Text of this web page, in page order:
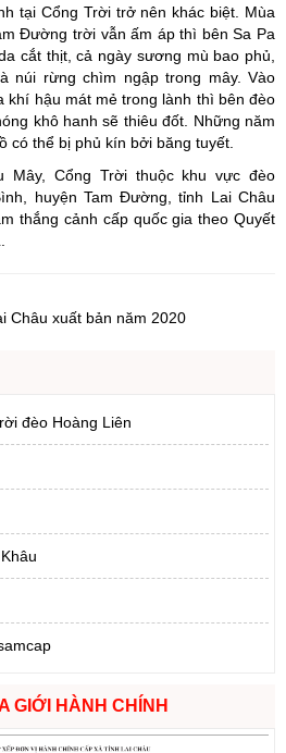
tại Cổng Trời trở nên khác biệt. Mùa
Đường trời vẫn ấm áp thì bên Sa Pa
cắt thịt, cả ngày sương mù bao phủ,
núi rừng chìm ngập trong mây. Vào
khí hậu mát mẻ trong lành thì bên đèo
khô hanh sẽ thiêu đốt. Những năm
có thể bị phủ kín bởi băng tuyết.
Mây, Cổng Trời thuộc khu vực đèo
huyện Tam Đường, tỉnh Lai Châu
thắng cảnh cấp quốc gia theo Quyết
Châu xuất bản năm 2020
đèo Hoàng Liên
GIỚI HÀNH CHÍNH